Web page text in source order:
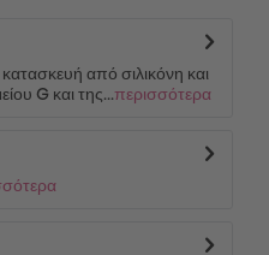
από σιλικόνη και
G και της...περισσότερα